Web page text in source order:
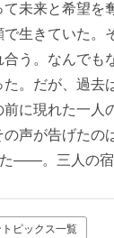
未来と希望を
生きていた。
う。なんでも
。だが、過去
に現れた一人
の声が告げたの
た—―。三人の
ピックス一覧